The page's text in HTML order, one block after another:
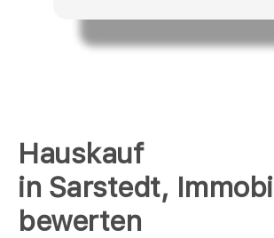
Hauskauf
in Sarstedt,
bewerten